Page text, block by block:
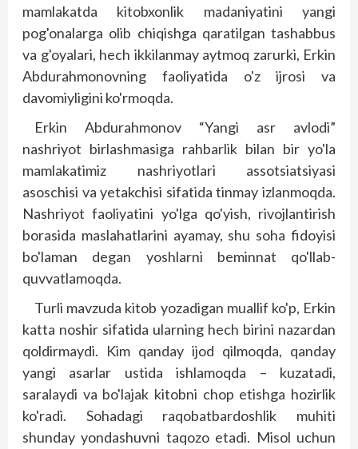
mamlakatda kitobxonlik madaniyatini yangi
pog'onalarga olib chiqishga qaratilgan tashabbus
va g'oyalari, hech ikkilanmay aytmoq zarurki, Erkin
Abdurahmonovning faoliyatida o'z ijrosi va
davomiyligini ko'rmoqda.
Erkin Abdurahmonov “Yangi asr avlodi”
nashriyot birlashmasiga rahbarlik bilan bir yo'la
mamlakatimiz nashriyotlari assotsiatsiyasi
asoschisi va yetakchisi sifatida tinmay izlanmoqda.
Nashriyot faoliyatini yo'lga qo'yish, rivojlantirish
borasida maslahatlarini ayamay, shu soha fidoyisi
bo'laman degan yoshlarni beminnat qo'llab-
quvvatlamoqda.
Turli mavzuda kitob yozadigan muallif ko'p, Erkin
katta noshir sifatida ularning hech birini nazardan
qoldirmaydi. Kim qanday ijod qilmoqda, qanday
yangi asarlar ustida ishlamoqda – kuzatadi,
saralaydi va bo'lajak kitobni chop etishga hozirlik
ko'radi. Sohadagi raqobatbardoshlik muhiti
shunday yondashuvni taqozo etadi. Misol uchun